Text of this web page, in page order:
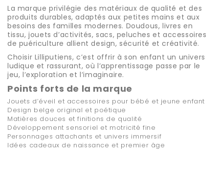
La marque privilégie des matériaux de qualité et des
produits durables, adaptés aux petites mains et aux
besoins des familles modernes. Doudous, livres en
tissu, jouets d’activités, sacs, peluches et accessoires
de puériculture allient design, sécurité et créativité.
Choisir Lilliputiens, c’est offrir à son enfant un univers
ludique et rassurant, où l’apprentissage passe par le
jeu, l’exploration et l’imaginaire.
Points forts de la marque
Jouets d’éveil et accessoires pour bébé et jeune enfant
Design belge original et poétique
Matières douces et finitions de qualité
Développement sensoriel et motricité fine
Personnages attachants et univers immersif
Idées cadeaux de naissance et premier âge